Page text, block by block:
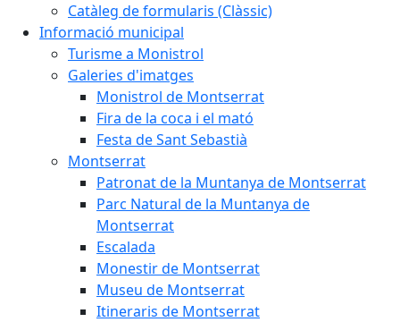
Catàleg de formularis (Clàssic)
Informació municipal
Turisme a Monistrol
Galeries d'imatges
Monistrol de Montserrat
Fira de la coca i el mató
Festa de Sant Sebastià
Montserrat
Patronat de la Muntanya de Montserrat
Parc Natural de la Muntanya de
Montserrat
Escalada
Monestir de Montserrat
Museu de Montserrat
Itineraris de Montserrat